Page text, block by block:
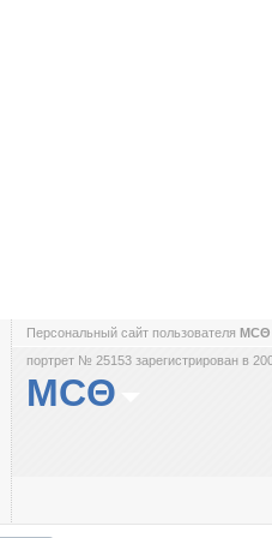
Персональный сайт пользователя MCΘ
портрет № 25153 зарегистрирован в
MCΘ